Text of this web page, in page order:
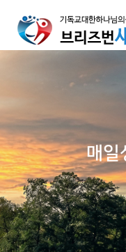
매일
작성자
작성일